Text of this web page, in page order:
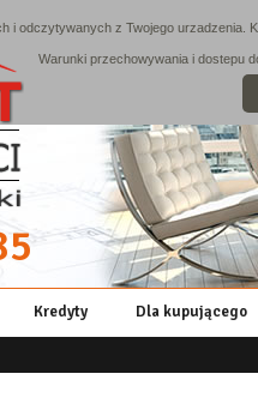
Kredyty Dla kupującego
i odczytywanych z Twojego
Warunki przechowywania i dostepu